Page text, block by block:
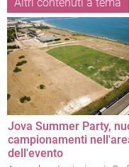
Jova Summer Party,
campionamenti
dell'evento